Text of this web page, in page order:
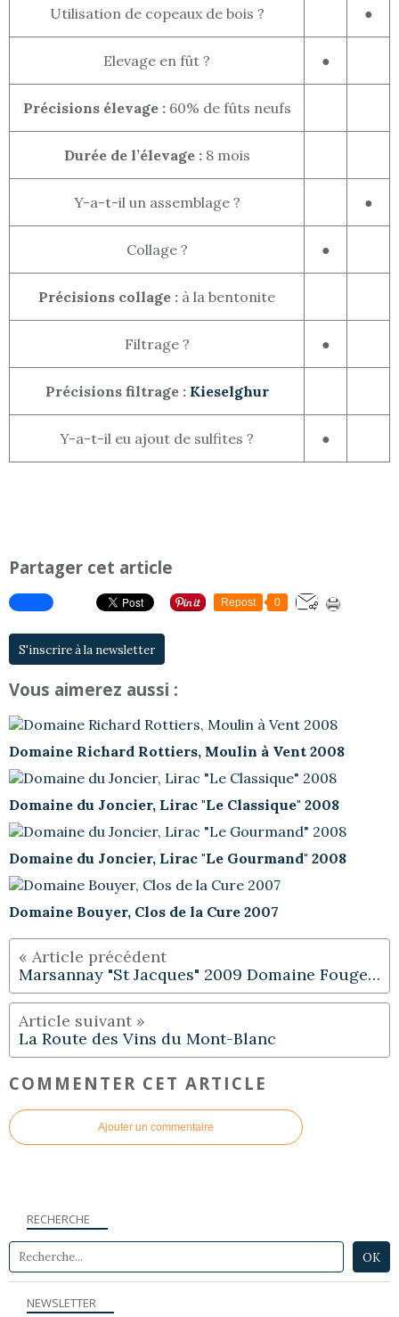
Utilisation de copeaux de bois ? ●
Elevage en fût ? ●
Précisions élevage :60% de fûts neufs
Durée de l’élevage :8 mois
Y-a-t-il un assemblage ? ●
Collage ? ●
Précisions collage : à la bentonite
Filtrage ? ●
Précisions filtrage : Kieselghur
Y-a-t-il eu ajout de sulfites ? ●
Partager cet article
Repost 0
S'inscrire à la newsletter
Vous aimerez aussi :
Domaine Richard Rottiers, Moulin à Vent 2008
Domaine du Joncier, Lirac "Le Classique" 2008
Domaine du Joncier, Lirac "Le Gourmand" 2008
Domaine Bouyer, Clos de la Cure 2007
Marsannay "St Jacques" 2009 Domaine Fougeray de Beauclair (blanc)
La Route des Vins du Mont-Blanc
COMMENTER CET ARTICLE
Ajouter un commentaire
NEWSLETTER
RECHERCHE